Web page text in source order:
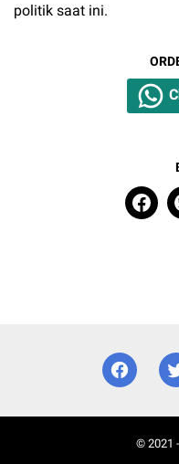
politik saat ini.
© 2021 -